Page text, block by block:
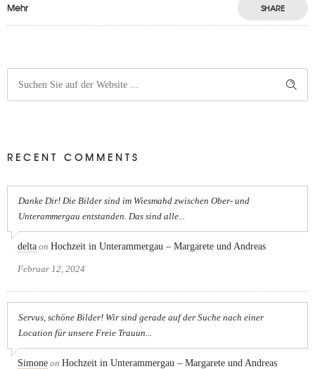
Mehr SHARE
RECENT COMMENTS
Danke Dir! Die Bilder sind im Wiesmahd zwischen Ober- und
Unterammergau entstanden. Das sind alle...
delta on Hochzeit in Unterammergau – Margarete und Andreas
Februar 12, 2024
Servus, schöne Bilder! Wir sind gerade auf der Suche nach einer
Location für unsere Freie Trauun...
Simone on Hochzeit in Unterammergau – Margarete und Andreas